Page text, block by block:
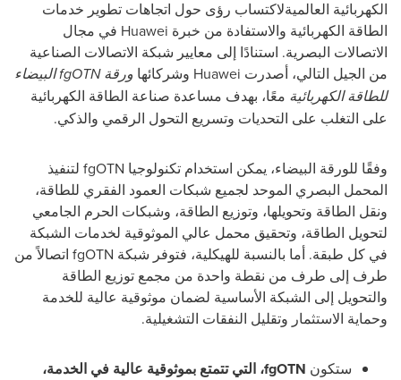
الكهربائية العالميةلاكتساب رؤى حول اتجاهات تطوير خدمات
الطاقة الكهربائية والاستفادة من خبرة Huawei في مجال
الاتصالات البصرية. استنادًا إلى معايير شبكة الاتصالات الصناعية
من الجيل التالي، أصدرت Huawei وشركائها ورقةfgOTNالبيضاء
للطاقة الكهربائية معًا، بهدف مساعدة صناعة الطاقة الكهربائية
على التغلب على التحديات وتسريع التحول الرقمي والذكي.
وفقًا للورقة البيضاء، يمكن استخدام تكنولوجيا fgOTN لتنفيذ
المحمل البصري الموحد لجميع شبكات العمود الفقري للطاقة،
ونقل الطاقة وتحويلها، وتوزيع الطاقة، وشبكات الحرم الجامعي
لتحويل الطاقة، وتحقيق محمل عالي الموثوقية لخدمات الشبكة
في كل طبقة. أما بالنسبة للهيكلية، فتوفر شبكة fgOTN اتصالاً من
طرف إلى طرف من نقطة واحدة من مجمع توزيع الطاقة
والتحويل إلى الشبكة الأساسية لضمان موثوقية عالية للخدمة
وحماية الاستثمار وتقليل النفقات التشغيلية.
ستكون fgOTN، التي تتمتع بموثوقية عالية في الخدمة،